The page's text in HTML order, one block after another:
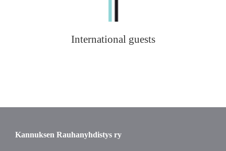
International guests
Kannuksen Rauhanyhdistys ry